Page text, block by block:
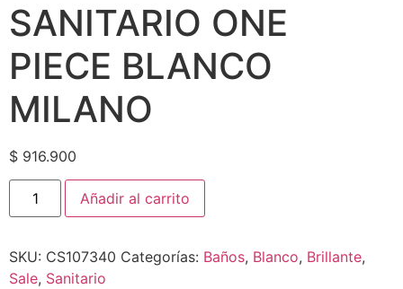
SANITARIO ONE
PIECE BLANCO
MILANO
$ 916.900
Añadir al carrito
SKU: CS107340 Categorías: Baños, Blanco, Brillante,
Sale, Sanitario